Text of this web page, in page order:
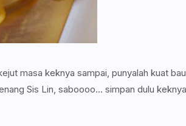
masa keknya sampai, punyalah kuat bau
Sis Lin, saboooo... simpan dulu keknya